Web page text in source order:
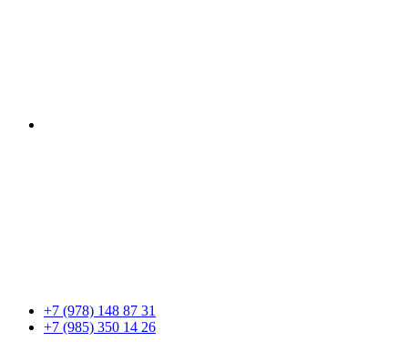
+7 (978) 148 87 31
+7 (985) 350 14 26